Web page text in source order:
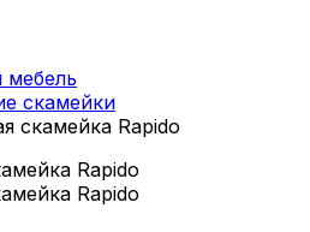
мебель
скамейки
кресла
стойки-ресепшен
стены и панно
мебель
скамейки
скамейка Rapido